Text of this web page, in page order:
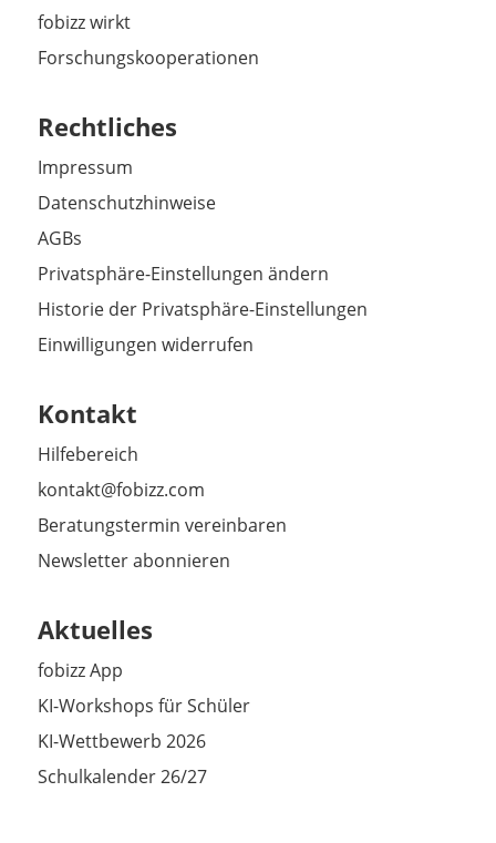
fobizz wirkt
Forschungskooperationen
Rechtliches
Impressum
Datenschutzhinweise
AGBs
Privatsphäre-Einstellungen ändern
Historie der Privatsphäre-Einstellungen
Einwilligungen widerrufen
Kontakt
Hilfebereich
kontakt@fobizz.com
Beratungstermin vereinbaren
Newsletter abonnieren
Aktuelles
fobizz App
KI-Workshops für Schüler
KI-Wettbewerb 2026
Schulkalender 26/27